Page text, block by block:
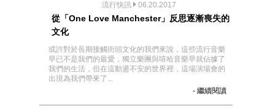
流行快訊 06.20.2017
從「One Love Manchester」反思逐漸喪失的
文化
或許對於長期接觸街頭文化的我們來說，這些流行音樂
早已不是我們的最愛，獨立樂團與嘻哈音樂早就佔據了
我們的生活，但在這動盪不安的世界裡，這場演場會的
出現為我們帶來了...
- 繼續閱讀